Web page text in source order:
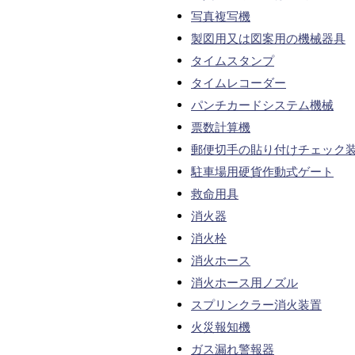
写真複写機
製図用又は図案用の機械器具
タイムスタンプ
タイムレコーダー
パンチカードシステム機械
票数計算機
郵便切手の貼り付けチェック
駐車場用硬貨作動式ゲート
救命用具
消火器
消火栓
消火ホース
消火ホース用ノズル
スプリンクラー消火装置
火災報知機
ガス漏れ警報器